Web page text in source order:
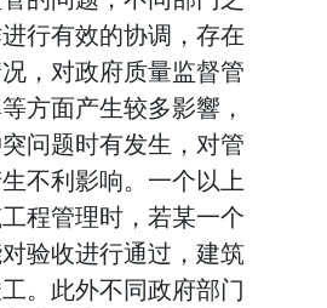
行有效的协调，存在
，对政府质量监督管
方面产生较多影響，
问题时有发生，对管
不利影响。一个以上
程管理时，若某一个
验收进行通过，建筑
。此外不同政府部门